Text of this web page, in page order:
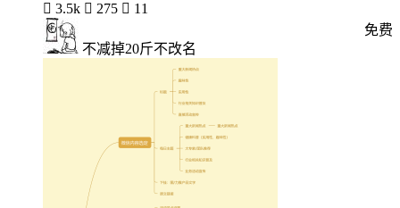
 3.5k  275  11
不减掉20斤不改名
免费